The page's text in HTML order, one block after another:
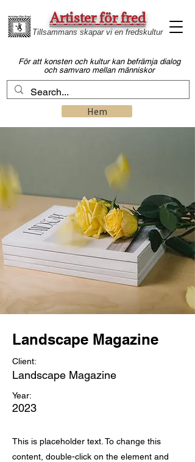
Artister för fred
Tillsammans skapar vi en fredskultur
För att konsten och kultur kan befrämja dialog
och samvaro mellanmänniskor
Hem
Landscape Magazine
Client:
Landscape Magazine
Year:
2023
This is placeholder text. To change this
content, double-click on the element and